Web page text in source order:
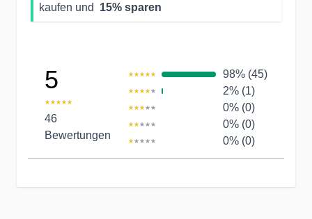
kaufen und
15% sparen
5
46
Bewertungen
98% (45)
2% (1)
0% (0)
0% (0)
0% (0)